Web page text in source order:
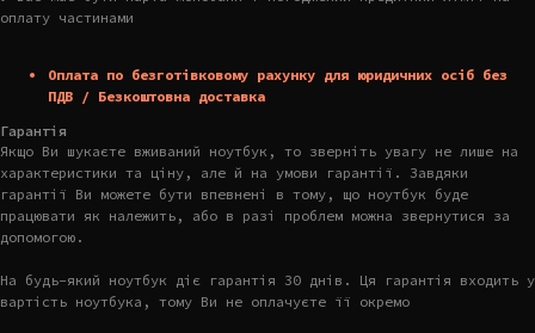
оплату частинами
Оплата по безготівковому рахунку для юридичних осіб без
ПДВ / Безкоштовна доставка
Гарантія
Якщо Ви шукаєте вживаний ноутбук, то зверніть увагу не лише на
характеристики та ціну, але й на умови гарантії. Завдяки
гарантії Ви можете бути впевнені в тому, що ноутбук буде
працювати як належить, або в разі проблем можна звернутися за
допомогою.
На будь-який ноутбук діє гарантія 30 днів. Ця гарантія входить у
вартість ноутбука, тому Ви не оплачуєте її окремо